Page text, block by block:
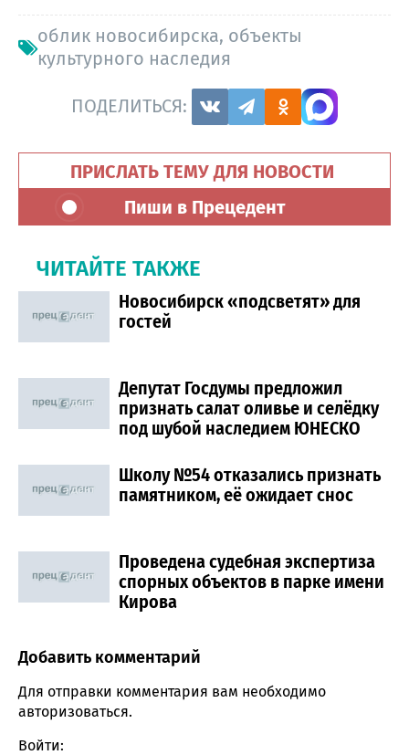
облик новосибирска, объекты
культурного наследия
ПОДЕЛИТЬСЯ:
ПРИСЛАТЬ ТЕМУ ДЛЯ НОВОСТИ
Пиши в Прецедент
ЧИТАЙТЕ ТАКЖЕ
Новосибирск «подсветят» для
гостей
Депутат Госдумы предложил
признать салат оливье и селёдку
под шубой наследием ЮНЕСКО
Школу №54 отказались признать
памятником, её ожидает снос
Проведена судебная экспертиза
спорных объектов в парке имени
Кирова
Comment section
Добавить комментарий
Для отправки комментария вам необходимо
авторизоваться.
Войти: